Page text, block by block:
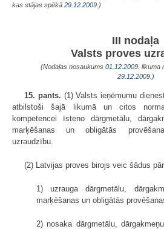
kas stājas spēkā 29.12.2009. )
III nodaļa
Valsts proves
(Nodaļas nosaukums 01.12.2009 .
29.12.2009. )
15. pants. (1) Valsts ieņēmumu
atbilstoši šajā likumā un citos
kompetencei īsteno dārgmetālu,
marķēšanas un obligātās
uzraudzību.
(2) Latvijas proves birojs veic šādus
1) uzrauga dārgmetālu,
marķēšanas un obligātās
2) nosaka dārgmetālu,